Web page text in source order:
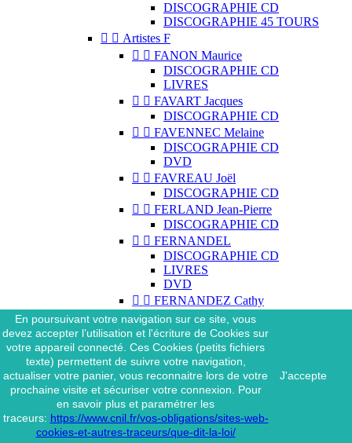
DISCOGRAPHIE CD
DISCOGRAPHIE 45 TOURS
  Artistes F
  FANON Maurice
DISCOGRAPHIE CD
LIVRES
  FAVART Jacques
DISCOGRAPHIE CD
  FAVENNEC Melaine
DISCOGRAPHIE CD
DVD
  FAVREAU Joël
DISCOGRAPHIE CD
  FERLAND Jean-Pierre
DISCOGRAPHIE CD
  FERNANDEL
DISCOGRAPHIE CD
LIVRES
DVD
  FERNANDEZ Cathy
DISCOGRAPHIE CD
  FERNANDEZ Nilda
DISCOGRAPHIE CD
DVD
  FERRAT Jean
DISCOGRAPHIE CD
DISCOGRAPHIE 45 TOURS
DISCOGRAPHIE 33 TOURS
DVD
En poursuivant votre navigation sur ce site, vous
devez accepter l’utilisation et l'écriture de Cookies sur
votre appareil connecté. Ces Cookies (petits fichiers
texte) permettent de suivre votre navigation,
actualiser votre panier, vous reconnaitre lors de votre
prochaine visite et sécuriser votre connexion. Pour
en savoir plus et paramétrer les
traceurs: https://www.cnil.fr/vos-obligations/sites-web-
cookies-et-autres-traceurs/que-dit-la-loi/
J'accepte